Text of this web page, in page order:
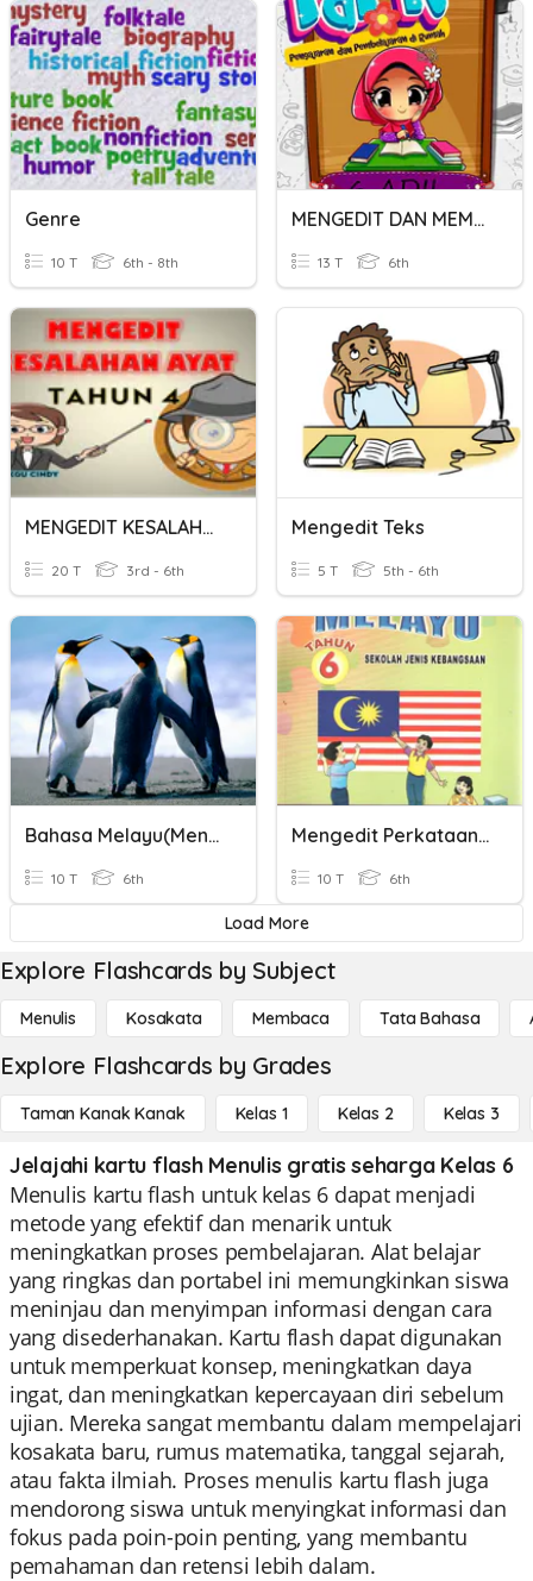
Genre
10 T 6th - 8th
MENGEDIT DAN MEMURNIKAN TEKS
13 T 6th
MENGEDIT KESALAHAN AYAT TAHUN 4
20 T 3rd - 6th
Mengedit Teks
5 T 5th - 6th
Bahasa Melayu(Mengedit Dan Memurnikan Teks)
10 T 6th
Mengedit Perkataan - BM Tahun 6 (Unit 15)
10 T 6th
Load More
Explore Flashcards by Subject
Menulis Kosakata Membaca Tata Bahasa
Explore Flashcards by Grades
Taman Kanak Kanak Kelas 1 Kelas 2 Kelas 3
Jelajahi kartu flash Menulis gratis seharga Kelas 6
Menulis kartu flash untuk kelas 6 dapat menjadi
metode yang efektif dan menarik untuk
meningkatkan proses pembelajaran. Alat belajar
yang ringkas dan portabel ini memungkinkan siswa
meninjau dan menyimpan informasi dengan cara
yang disederhanakan. Kartu flash dapat digunakan
untuk memperkuat konsep, meningkatkan daya
ingat, dan meningkatkan kepercayaan diri sebelum
ujian. Mereka sangat membantu dalam mempelajari
kosakata baru, rumus matematika, tanggal sejarah,
atau fakta ilmiah. Proses menulis kartu flash juga
mendorong siswa untuk menyingkat informasi dan
fokus pada poin-poin penting, yang membantu
pemahaman dan retensi lebih dalam.